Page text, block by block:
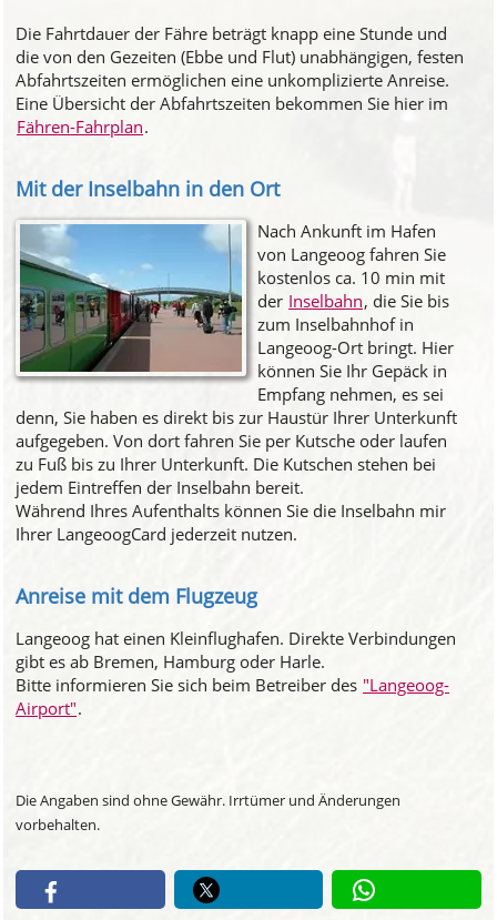
Die Fahrtdauer der Fähre beträgt knapp eine Stunde und
die von den Gezeiten (Ebbe und Flut) unabhängigen, festen
Abfahrtszeiten ermöglichen eine unkomplizierte Anreise.
Eine Übersicht der Abfahrtszeiten bekommen Sie hier im
Fähren-Fahrplan.
Mit der Inselbahn in den Ort
Nach Ankunft im Hafen
von Langeoog fahren Sie
kostenlos ca. 10 min mit
der Inselbahn, die Sie bis
zum Inselbahnhof in
Langeoog-Ort bringt. Hier
können Sie Ihr Gepäck in
Empfang nehmen, es sei
denn, Sie haben es direkt bis zur Haustür Ihrer Unterkunft
aufgegeben. Von dort fahren Sie per Kutsche oder laufen
zu Fuß bis zu Ihrer Unterkunft. Die Kutschen stehen bei
jedem Eintreffen der Inselbahn bereit.
Während Ihres Aufenthalts können Sie die Inselbahn mir
Ihrer LangeoogCard jederzeit nutzen.
Anreise mit dem Flugzeug
Langeoog hat einen Kleinflughafen. Direkte Verbindungen
gibt es ab Bremen, Hamburg oder Harle.
Bitte informieren Sie sich beim Betreiber des "Langeoog-
Airport".
Die Angaben sind ohne Gewähr. Irrtümer und Änderungen
vorbehalten.